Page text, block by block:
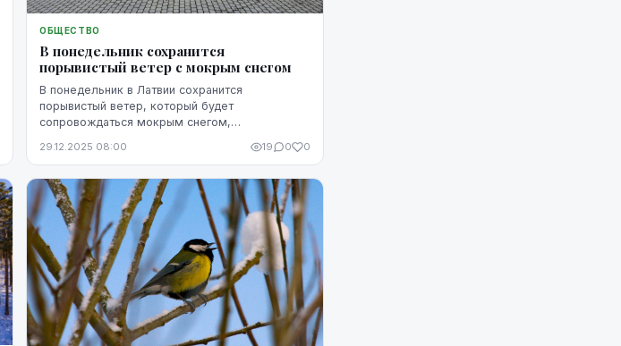
ОБЩЕСТВО
В понедельник сохранится
порывистый ветер с мокрым снегом
В понедельник в Латвии сохранится
порывистый ветер, который будет
сопровождаться мокрым снегом,
среды, геологии и метеорологии.
29.12.2025 08:00 19 0 0